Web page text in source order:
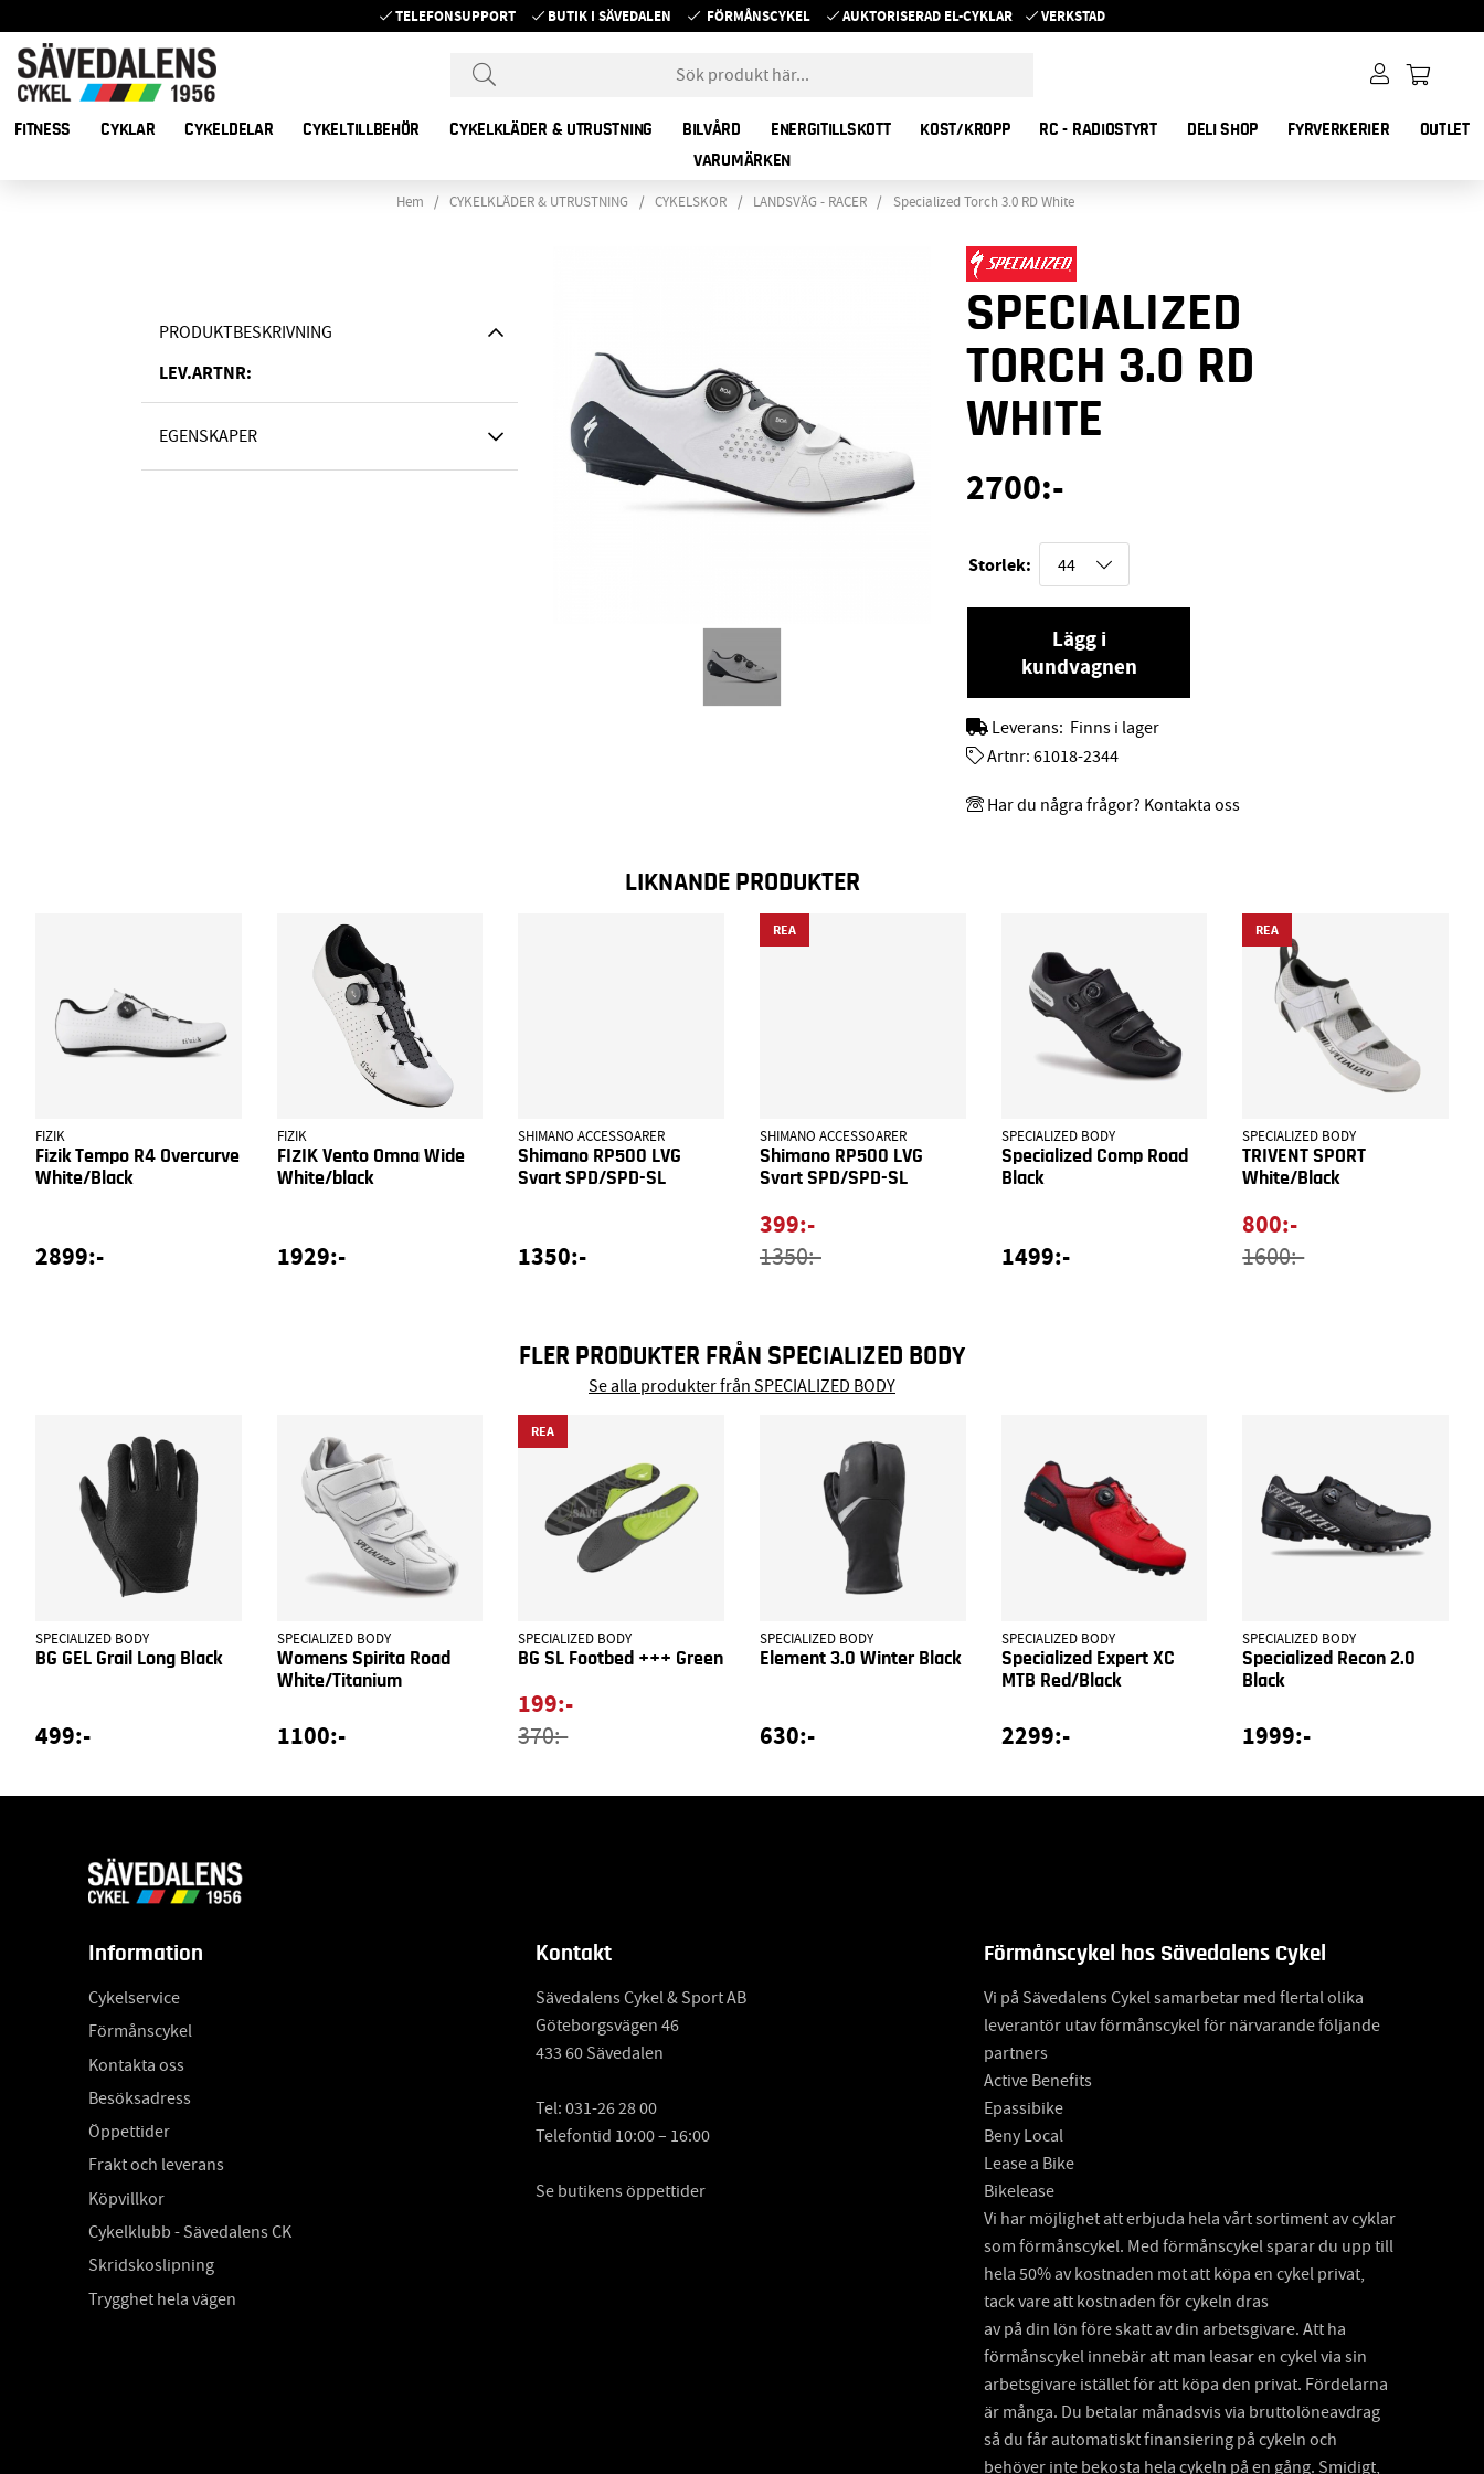
TELEFONSUPPORT BUTIK I SÄVEDALEN FÖRMÅNSCYKEL AUKTORISERAD EL-CYKLAR VERKSTAD
FITNESS CYKLAR CYKELDELAR CYKELTILLBEHÖR CYKELKLÄDER & UTRUSTNING BILVÅRD ENERGITILLSKOTT KOST/KROPP RC - RADIOSTYRT DELI SHOP FYRVERKERIER
OUTLET
VARUMÄRKEN
Hem CYKELKLÄDER & UTRUSTNING CYKELSKOR LANDSVÄG - RACER Specialized Torch 3.0 RD White
PRODUKTBESKRIVNING
LEV.ARTNR:
EGENSKAPER
SPECIALIZED
TORCH 3.0 RD
WHITE
2700:-
Storlek:
Lägg i
kundvagnen
Leverans: Finns i lager
Artnr: 61018-2344
Har du några frågor? Kontakta oss
LIKNANDE PRODUKTER
FIZIK
Fizik Tempo R4 Overcurve
White/Black
2899:-
FIZIK
FIZIK Vento Omna Wide
White/black
1929:-
SHIMANO ACCESSOARER
Shimano RP500 LVG
Svart SPD/SPD-SL
1350:-
REA
SHIMANO ACCESSOARER
Shimano RP500 LVG
Svart SPD/SPD-SL
399:-
1350:-
SPECIALIZED BODY
Specialized Comp Road
Black
1499:-
REA
SPECIALIZED BODY
TRIVENT SPORT
White/Black
800:-
1600:-
FLER PRODUKTER FRÅN SPECIALIZED BODY
Se alla produkter från SPECIALIZED BODY
SPECIALIZED BODY
BG GEL Grail Long Black
499:-
SPECIALIZED BODY
Womens Spirita Road
White/Titanium
1100:-
REA
SPECIALIZED BODY
BG SL Footbed +++ Green
199:-
370:-
SPECIALIZED BODY
Element 3.0 Winter Black
630:-
SPECIALIZED BODY
Specialized Expert XC
MTB Red/Black
2299:-
SPECIALIZED BODY
Specialized Recon 2.0
Black
1999:-
Information
Cykelservice
Förmånscykel
Kontakta oss
Besöksadress
Öppettider
Frakt och leverans
Köpvillkor
Cykelklubb - Sävedalens CK
Skridskoslipning
Trygghet hela vägen
Kontakt
Sävedalens Cykel & Sport AB
Göteborgsvägen 46
433 60 Sävedalen
Tel:031-26 28 00
Telefontid 10:00 – 16:00
Se butikens öppettider
Förmånscykel hos Sävedalens Cykel
Vi på Sävedalens Cykel samarbetar med flertal olika
leverantör utav förmånscykel för närvarande följande
partners
Active Benefits
Epassibike
Beny Local
Lease a Bike
Bikelease
Vi har möjlighet att erbjuda hela vårt sortiment av cyklar
som förmånscykel. Med förmånscykel sparar du upp till
hela 50% av kostnaden mot att köpa en cykel privat,
tack vare att kostnaden för cykeln dras
av på din lön före skatt av din arbetsgivare. Att ha
förmånscykel innebär att man leasar en cykel via sin
arbetsgivare istället för att köpa den privat. Fördelarna
är många. Du betalar månadsvis via bruttolöneavdrag
så du får automatiskt finansiering på cykeln och
behöver inte bekosta hela cykeln på en gång. Smidigt,